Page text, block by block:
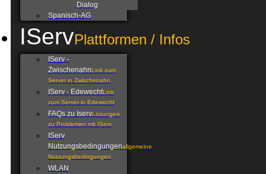
Dialog
Spanisch-AG
IServPlattformen / Infos
IServ -
ZwischenahnLink zum
Server in Zwischenahn
IServ - EdewechtLink
zum Server in Edewecht
FAQs zu IservLösungen
zu Problemen mit IServ
IServ
Nutzungsbedingungenallgemeine
Nutzungsbedingungen
WLAN